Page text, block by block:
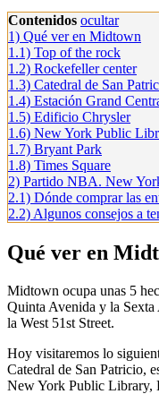
Contenidos ocultar
1) Qué ver en Midtown
1.1) Top of the rock
1.2) Rockefeller center
1.3) Catedral de San
1.4) Estación Grand
1.5) Edificio Chrysler
1.6) New York Public
1.7) Bryant Park
1.8) Times Square
2) Partido NBA. New
2.1) Dónde comprar las
2.2) Algunos consejos a
Qué ver en
Midtown ocupa unas 5
Quinta Avenida y la Sexta
la West 51st Street.
Hoy visitaremos lo
Catedral de San Patricio,
New York Public Library,